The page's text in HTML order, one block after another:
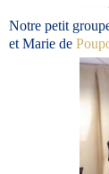
Notre petit
et Marie de